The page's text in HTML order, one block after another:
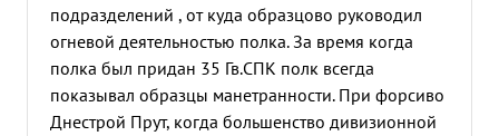
подразделений , от куда образцово руководил
огневой деятельностью полка. За время когда
полка был придан 35 Гв.СПК полк всегда
показывал образцы манетранности. При форсиво
Днестрой Прут, когда большенство дивизионной